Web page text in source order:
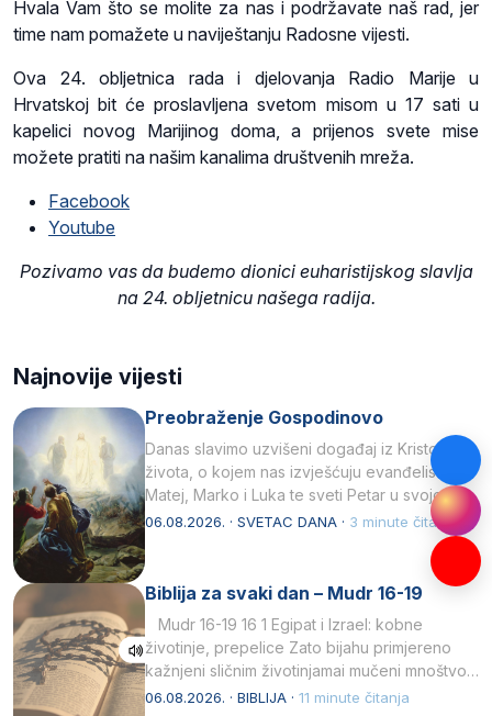
Hvala Vam što se molite za nas i podržavate naš rad, jer
time nam pomažete u naviještanju Radosne vijesti.
Ova 24. obljetnica rada i djelovanja Radio Marije u
Hrvatskoj bit će proslavljena svetom misom u 17 sati u
kapelici novog Marijinog doma, a prijenos svete mise
možete pratiti na našim kanalima društvenih mreža.
Facebook
Youtube
Pozivamo vas da budemo dionici euharistijskog slavlja
na 24. obljetnicu našega radija.
Najnovije vijesti
Preobraženje Gospodinovo
Danas slavimo uzvišeni događaj iz Kristova
života, o kojem nas izvješćuju evanđelisti
Matej, Marko i Luka te sveti Petar u svojoj
drugoj…
06.08.2026. · SVETAC DANA · 3 minute čitanja
Biblija za svaki dan – Mudr 16-19
Mudr 16-19 16 1 Egipat i Izrael: kobne
životinje, prepelice Zato bijahu primjereno
kažnjeni sličnim životinjamai mučeni mnoštvom
kukaca.2 A narod…
06.08.2026. · BIBLIJA · 11 minute čitanja